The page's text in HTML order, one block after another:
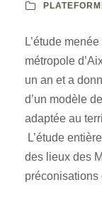
L’étude
métropole
un an et a
d’un modèle
adaptée au
L’étude
des lieux des
préconisations